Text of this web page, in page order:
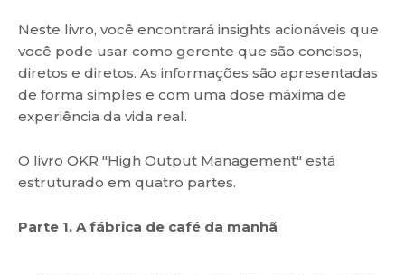
Neste livro, você encontrará insights acionáveis que
você pode usar como gerente que são concisos,
diretos e diretos. As informações são apresentadas
de forma simples e com uma dose máxima de
experiência da vida real.
O livro OKR "High Output Management" está
estruturado em quatro partes.
Parte 1. A fábrica de café da manhã